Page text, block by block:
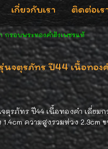
เกี่ยวกับเรา ติดต่อเร
กรอบพระทองคำฝังเพชรแท้
นจตุรภัทร ปี44 เนื้อทอง
รภัทร ปี44 เนื้อทองคำ เลี่ยม
1.4cm ความสูงรวมห่วง 2.3cm